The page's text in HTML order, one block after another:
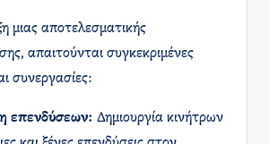
μιας αποτελεσματικής
απαιτούνται συγκεκριμένες
συνεργασίες:
επενδύσεων: Δημιουργία κινήτρων